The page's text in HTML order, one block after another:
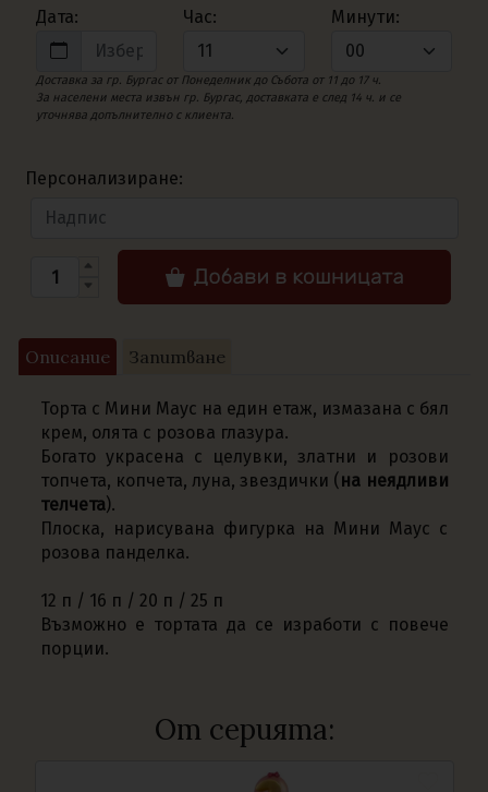
Дата: Час: Минути:
Доставка за гр. Бургас от Понеделник до Събота от 11 до 17 ч.
За населени места извън гр. Бургас, доставката е след 14 ч. и се
уточнява допълнително с клиента.
Персонализиране:
Описание Запитване
Торта с Мини Маус на един етаж, измазана с бял
крем, олята с розова глазура.
Богато украсена с целувки, златни и розови
топчета, копчета, луна, звездички ( на неядливи
телчета).
Плоска, нарисувана фигурка на Мини Маус с
розова панделка.
12 п / 16 п / 20 п / 25 п
Възможно е тортата да се изработи с повече
порции.
От серията: